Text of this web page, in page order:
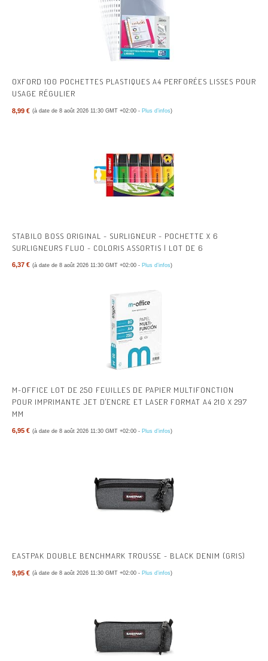
OXFORD 100 POCHETTES PLASTIQUES A4 PERFORÉES LISSES POUR
USAGE RÉGULIER
8,99 € (à date de 8 août 2026 11:30 GMT +02:00 - Plus d’infos)
STABILO BOSS ORIGINAL - SURLIGNEUR - POCHETTE X 6
SURLIGNEURS FLUO - COLORIS ASSORTIS | LOT DE 6
6,37 € (à date de 8 août 2026 11:30 GMT +02:00 - Plus d’infos)
M-OFFICE LOT DE 250 FEUILLES DE PAPIER MULTIFONCTION
POUR IMPRIMANTE JET D'ENCRE ET LASER FORMAT A4 210 X 297
MM
6,95 € (à date de 8 août 2026 11:30 GMT +02:00 - Plus d’infos)
EASTPAK DOUBLE BENCHMARK TROUSSE - BLACK DENIM (GRIS)
9,95 € (à date de 8 août 2026 11:30 GMT +02:00 - Plus d’infos)